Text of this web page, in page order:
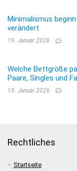
Minimalismus
verändert
19. Januar 2026
Welche Bettgröße
Paare, Singles und
19. Januar 2026
Rechtliches
Startseite